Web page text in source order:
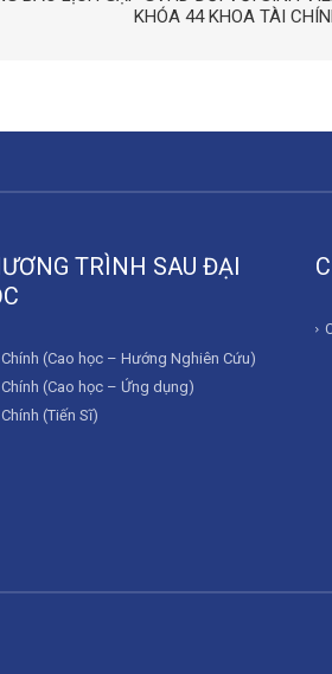
KHÓA 44 KHOA TÀI
TRÌNH SAU ĐẠI
Chính (Cao học – Hướng Nghiên Cứu)
Chính (Cao học – Ứng dụng)
(Tiến Sĩ)